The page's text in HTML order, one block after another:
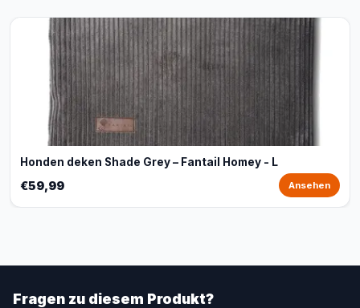
Honden deken Shade Grey – Fantail Homey - L
€59,99 Ansehen
Fragen zu diesem Produkt?